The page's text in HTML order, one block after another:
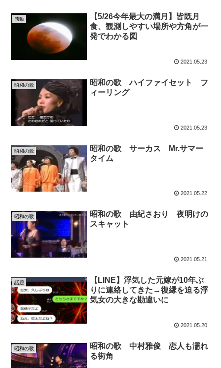
感動
【5/26今年最大の満月】皆既月
食、観測しやすい場所や方角が一
発でわかる図
2021.05.23
昭和の歌
昭和の歌 ハイファイセット フ
ィーリング
2021.05.23
昭和の歌
昭和の歌 サーカス Mr.サマー
タイム
2021.05.22
昭和の歌
昭和の歌 由紀さおり 夜明けの
スキャット
2021.05.21
話題
【LINE】浮気した元嫁が10年ぶ
りに連絡してきた→復縁を迫る浮
気女の大きな勘違いに
2021.05.20
昭和の歌
昭和の歌 中村雅俊 恋人も濡れ
る街角